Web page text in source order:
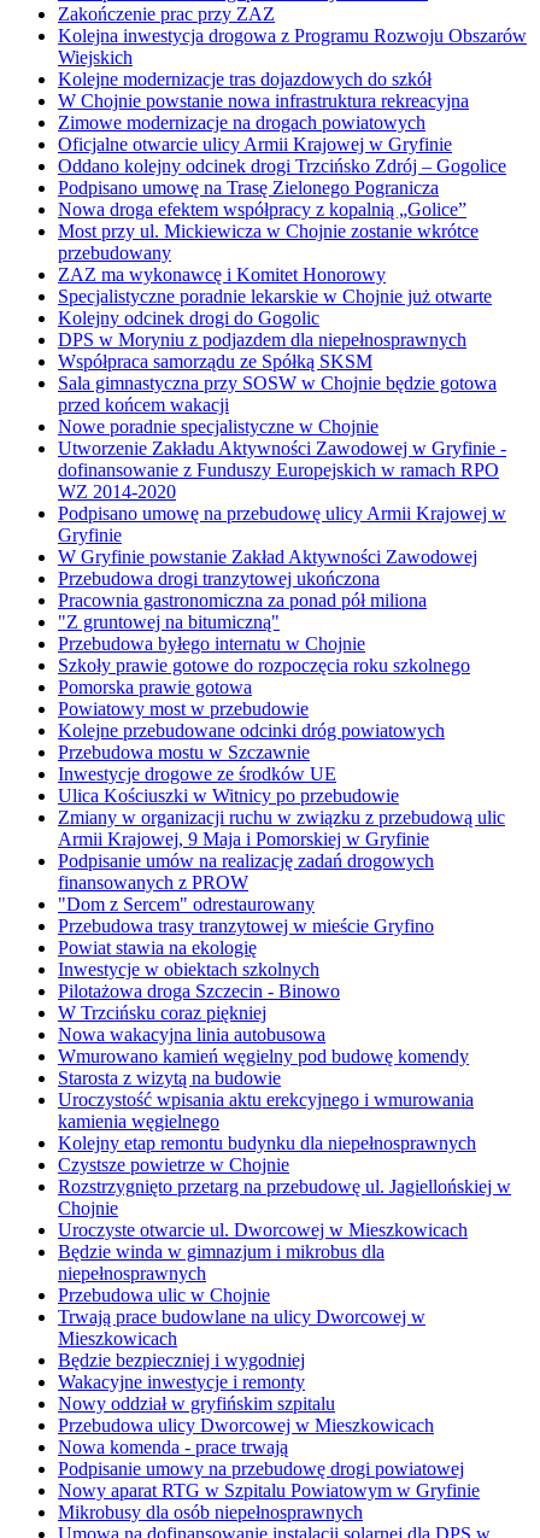
Zakończenie prac przy ZAZ
Kolejna inwestycja drogowa z Programu Rozwoju Obszarów
Wiejskich
Kolejne modernizacje tras dojazdowych do szkół
W Chojnie powstanie nowa infrastruktura rekreacyjna
Zimowe modernizacje na drogach powiatowych
Oficjalne otwarcie ulicy Armii Krajowej w Gryfinie
Oddano kolejny odcinek drogi Trzcińsko Zdrój – Gogolice
Podpisano umowę na Trasę Zielonego Pogranicza
Nowa droga efektem współpracy z kopalnią „Golice”
Most przy ul. Mickiewicza w Chojnie zostanie wkrótce
przebudowany
ZAZ ma wykonawcę i Komitet Honorowy
Specjalistyczne poradnie lekarskie w Chojnie już otwarte
Kolejny odcinek drogi do Gogolic
DPS w Moryniu z podjazdem dla niepełnosprawnych
Współpraca samorządu ze Spółką SKSM
Sala gimnastyczna przy SOSW w Chojnie będzie gotowa
przed końcem wakacji
Nowe poradnie specjalistyczne w Chojnie
Utworzenie Zakładu Aktywności Zawodowej w Gryfinie -
dofinansowanie z Funduszy Europejskich w ramach RPO
WZ 2014-2020
Podpisano umowę na przebudowę ulicy Armii Krajowej w
Gryfinie
W Gryfinie powstanie Zakład Aktywności Zawodowej
Przebudowa drogi tranzytowej ukończona
Pracownia gastronomiczna za ponad pół miliona
"Z gruntowej na bitumiczną"
Przebudowa byłego internatu w Chojnie
Szkoły prawie gotowe do rozpoczęcia roku szkolnego
Pomorska prawie gotowa
Powiatowy most w przebudowie
Kolejne przebudowane odcinki dróg powiatowych
Przebudowa mostu w Szczawnie
Inwestycje drogowe ze środków UE
Ulica Kościuszki w Witnicy po przebudowie
Zmiany w organizacji ruchu w związku z przebudową ulic
Armii Krajowej, 9 Maja i Pomorskiej w Gryfinie
Podpisanie umów na realizację zadań drogowych
finansowanych z PROW
"Dom z Sercem" odrestaurowany
Przebudowa trasy tranzytowej w mieście Gryfino
Powiat stawia na ekologię
Inwestycje w obiektach szkolnych
Pilotażowa droga Szczecin - Binowo
W Trzcińsku coraz piękniej
Nowa wakacyjna linia autobusowa
Wmurowano kamień węgielny pod budowę komendy
Starosta z wizytą na budowie
Uroczystość wpisania aktu erekcyjnego i wmurowania
kamienia węgielnego
Kolejny etap remontu budynku dla niepełnosprawnych
Czystsze powietrze w Chojnie
Rozstrzygnięto przetarg na przebudowę ul. Jagiellońskiej w
Chojnie
Uroczyste otwarcie ul. Dworcowej w Mieszkowicach
Będzie winda w gimnazjum i mikrobus dla
niepełnosprawnych
Przebudowa ulic w Chojnie
Trwają prace budowlane na ulicy Dworcowej w
Mieszkowicach
Będzie bezpieczniej i wygodniej
Wakacyjne inwestycje i remonty
Nowy oddział w gryfińskim szpitalu
Przebudowa ulicy Dworcowej w Mieszkowicach
Nowa komenda - prace trwają
Podpisanie umowy na przebudowę drogi powiatowej
Nowy aparat RTG w Szpitalu Powiatowym w Gryfinie
Mikrobusy dla osób niepełnosprawnych
Umowa na dofinansowanie instalacji solarnej dla DPS w